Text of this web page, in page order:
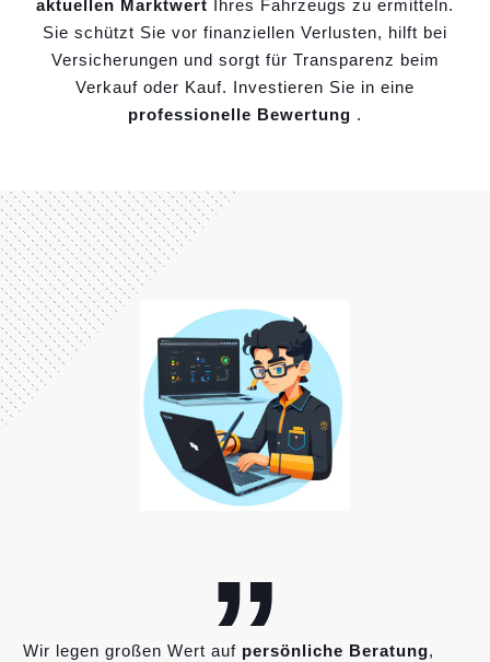
aktuellen Marktwert Ihres Fahrzeugs zu ermitteln.
Sie schützt Sie vor finanziellen Verlusten, hilft bei
Versicherungen und sorgt für Transparenz beim
Verkauf oder Kauf. Investieren Sie in eine
professionelle Bewertung .
„
Wir legen großen Wert auf persönliche Beratung,